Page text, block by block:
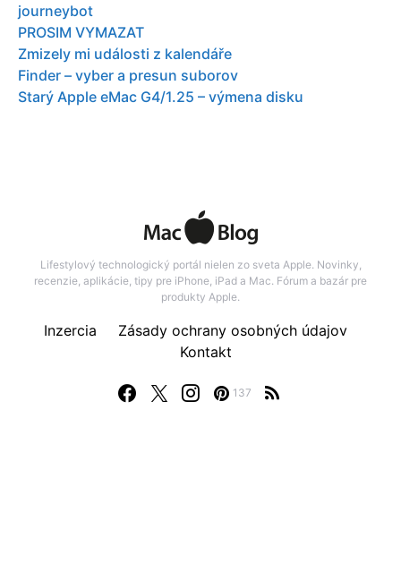
journeybot
PROSIM VYMAZAT
Zmizely mi události z kalendáře
Finder – vyber a presun suborov
Starý Apple eMac G4/1.25 – výmena disku
Lifestylový technologický portál nielen zo sveta Apple. Novinky,
recenzie, aplikácie, tipy pre iPhone, iPad a Mac. Fórum a bazár pre
produkty Apple.
137
Inzercia
Zásady ochrany osobných údajov
Kontakt